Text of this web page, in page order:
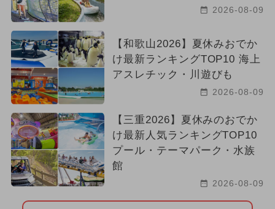
2026-08-09
【和歌山2026】夏休みおでか
け最新ランキングTOP10 海上
アスレチック・川遊びも
2026-08-09
【三重2026】夏休みのおでか
け最新人気ランキングTOP10
プール・テーマパーク・水族
館
2026-08-09